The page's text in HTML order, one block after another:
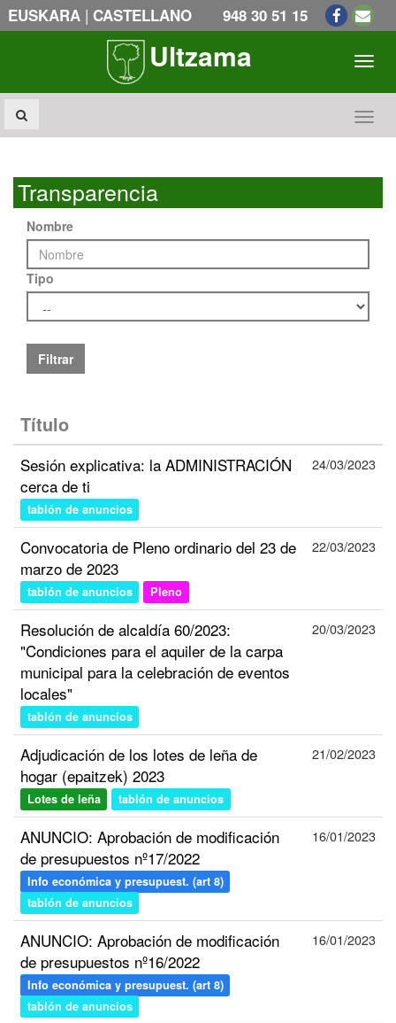
EUSKARA | CASTELLANO 948 30 51 15
Ultzama
Transparencia
Nombre
Tipo
Filtrar
Título
Sesión explicativa: la ADMINISTRACIÓN
cerca de ti
tablón de anuncios
24/03/2023
Convocatoria de Pleno ordinario del 23 de
marzo de 2023
tablón de anuncios Pleno
22/03/2023
Resolución de alcaldía 60/2023:
"Condiciones para el aquiler de la carpa
municipal para la celebración de eventos
locales"
tablón de anuncios
20/03/2023
Adjudicación de los lotes de leña de
hogar (epaitzek) 2023
Lotes de leña tablón de anuncios
21/02/2023
ANUNCIO: Aprobación de modificación
de presupuestos nº17/2022
Info económica y presupuest. (art 8)
tablón de anuncios
16/01/2023
ANUNCIO: Aprobación de modificación
de presupuestos nº16/2022
Info económica y presupuest. (art 8)
tablón de anuncios
16/01/2023